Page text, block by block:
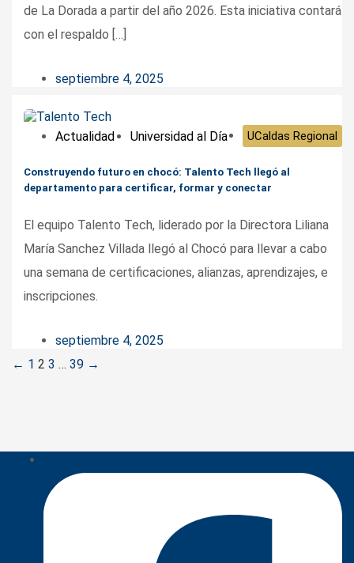
de La Dorada a partir del año 2026. Esta iniciativa contará
con el respaldo […]
septiembre 4, 2025
Actualidad Universidad al Día UCaldas Regional
Construyendo futuro en chocó: Talento Tech llegó al
departamento para certificar, formar y conectar
El equipo Talento Tech, liderado por la Directora Liliana
María Sanchez Villada llegó al Chocó para llevar a cabo
una semana de certificaciones, alianzas, aprendizajes, e
inscripciones.
septiembre 4, 2025
Posts
← 1 2 3 … 39 →